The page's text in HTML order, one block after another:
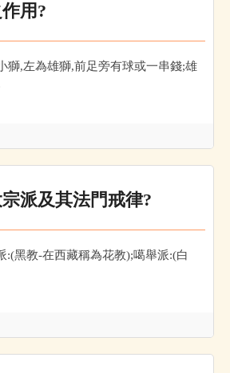
用?
獅,左為雄獅,前足旁有球或一串錢;雄
派及其法門戒律?
:(黑教-在西藏稱為花教);噶舉派:(白